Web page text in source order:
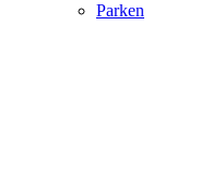
Parken